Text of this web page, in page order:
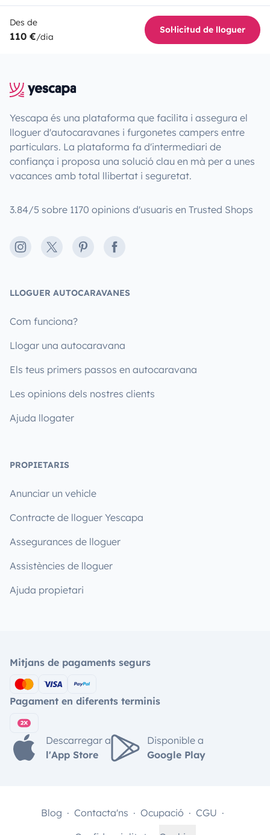
Des de
110 €/dia
Sol·licitud de lloguer
Yescapa és una plataforma que facilita i assegura el
lloguer d'autocaravanes i furgonetes campers entre
particulars. La plataforma fa d'intermediari de
confiança i proposa una solució clau en mà per a unes
vacances amb total llibertat i seguretat.
3.84/5 sobre 1170 opinions d'usuaris en Trusted Shops
Instagram
X PinterestFacebook
LLOGUER AUTOCARAVANES
Com funciona?
Llogar una autocaravana
Els teus primers passos en autocaravana
Les opinions dels nostres clients
Ajuda llogater
PROPIETARIS
Anunciar un vehicle
Contracte de lloguer Yescapa
Assegurances de lloguer
Assistències de lloguer
Ajuda propietari
Mitjans de pagaments segurs
Pagament en diferents terminis
Descarregar a
l'App Store
Disponible a
Google Play
Blog Contacta'ns Ocupació
CGU